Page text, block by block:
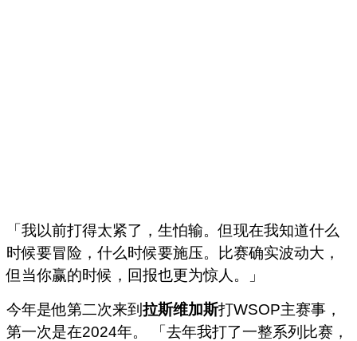
「我以前打得太紧了，生怕输。但现在我知道什么
时候要冒险，什么时候要施压。比赛确实波动大，
但当你赢的时候，回报也更为惊人。」
今年是他第二次来到 拉斯维加斯打WSOP主赛事，
第一次是在2024年。 「去年我打了一整系列比赛，